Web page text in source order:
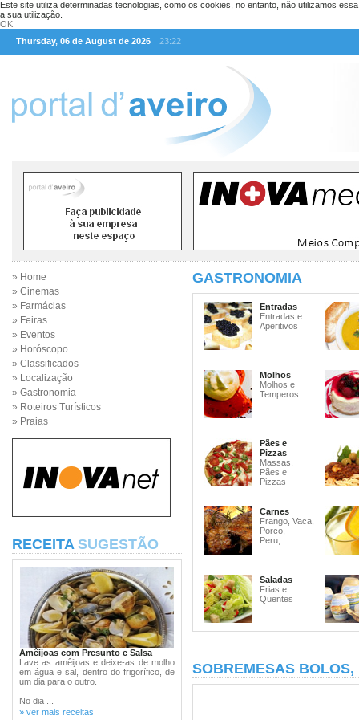
Este site utiliza determinadas tecnologias, como os cookies, no entanto, não utilizamos
a sua utilização.
OK
Thursday, 06 de August de 2026
23:22
» Home
» Cinemas
» Farmácias
» Feiras
» Eventos
» Horóscopo
» Classificados
» Localização
» Gastronomia
» Roteiros Turísticos
» Praias
RECEITA SUGESTÃO
Amêijoas com Presunto e Salsa
Lave as amêijoas e deixe-as de molho
em água e sal, dentro do frigorífico, de
um dia para o outro.
No dia ...
» ver mais receitas
GASTRONOMIA
Entradas
Entradas e
Aperitivos
Molhos
Molhos e
Temperos
Pães e
Pizzas
Massas,
Pães e
Pizzas
Carnes
Frango, Vaca,
Porco,
Peru,...
Saladas
Frias e
Quentes
SOBREMESAS